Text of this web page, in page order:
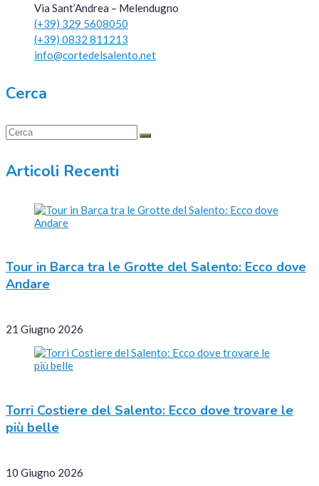
Via Sant’Andrea – Melendugno
(+39) 329 5608050
(+39) 0832 811213
info@cortedelsalento.net
Cerca
Articoli Recenti
Tour in Barca tra le Grotte del Salento: Ecco dove
Andare
21 Giugno 2026
Torri Costiere del Salento: Ecco dove trovare le
più belle
10 Giugno 2026